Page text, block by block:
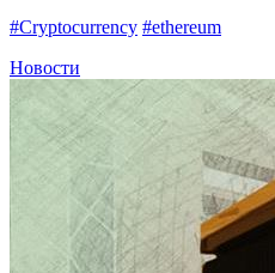
#Cryptocurrency #ethereum
Новости